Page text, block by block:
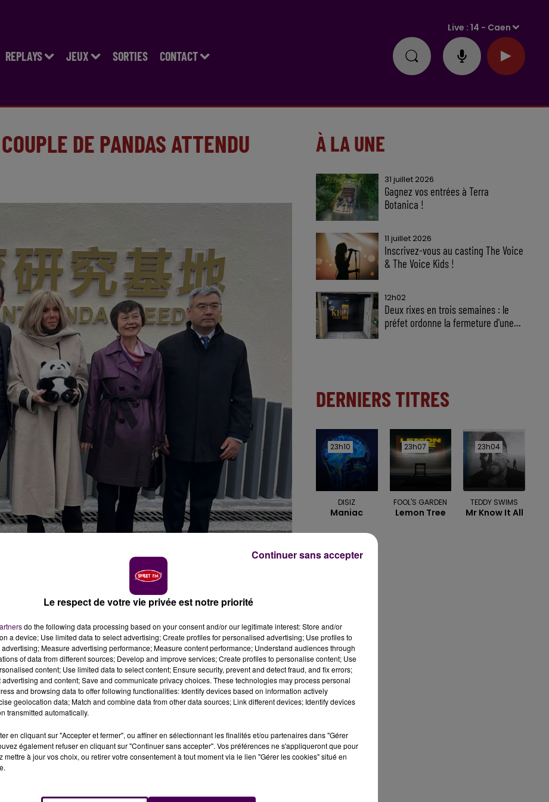
REPLAYS JEUX SORTIES CONTACT
Live :14 - Caen
DE PANDAS ATTENDU
en Chine, une "lettre d’intention" a été signée ce jeudi 4
Yuandudu et Huanlili au ZooParc de Beauval au moins
couple de pandas.
La France et la Chine ont signé ce jeudi 4 décembre à
du panda géant. Quelques jours seulement après
cet accord-cadre confirme que les jumelles Yuandudu
jusqu’en janvier 2027 et que deux nouveaux pandas
signature de l’engagement s’est faite en présence de Xi
À LA UNE
31 juillet 2026
Gagnez vos entrées à Terra
Botanica !
11 juillet 2026
Inscrivez-vous au casting The Voice
& The Voice Kids !
12h02
Deux rixes en trois semaines : le
préfet ordonne la fermeture d'une...
DERNIERS TITRES
23h10
23h10
DISIZ
Maniac
23h07
23h07
FOOL'S GARDEN
Lemon Tree
23h04
23h04
TEDDY SWIMS
Mr Know It All
Le respect de votre vie privée est notre priorité
do the following data processing based on your consent and/or our legitimate interest: Store and/or
a device; Use limited data to select advertising; Create profiles for personalised advertising; Use profiles to
Measure advertising performance; Measure content performance; Understand audiences through
of data from different sources; Develop and improve services; Create profiles to personalise content; Use
content; Use limited data to select content; Ensure security, prevent and detect fraud, and fix errors;
and content; Save and communicate privacy choices. These technologies may process personal
and browsing data to offer following functionalities: Identify devices based on information actively
geolocation data; Match and combine data from other data sources; Link different devices; Identify devices
transmitted automatically.
en cliquant sur "Accepter et fermer", ou affiner en sélectionnant les finalités et/ou partenaires dans "Gérer
également refuser en cliquant sur "Continuer sans accepter". Vos préférences ne s'appliqueront que pour
mettre à jour vos choix, ou retirer votre consentement à tout moment via le lien "Gérer les cookies" situé en
Continuer sans accepter